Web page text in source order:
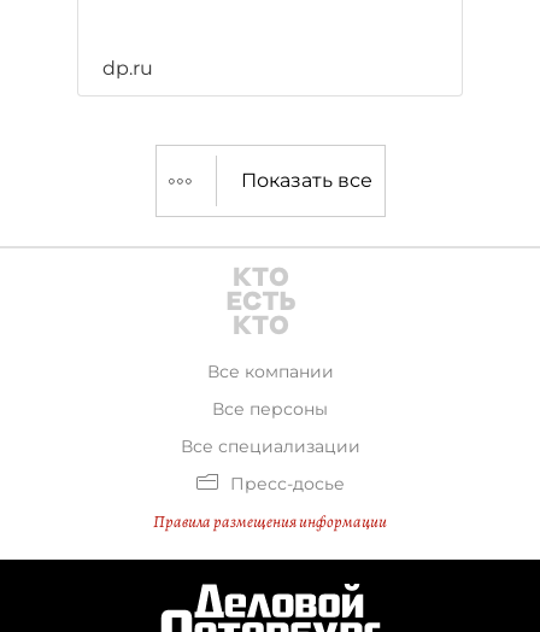
dp.ru
Показать все
Все компании
Все персоны
Все специализации
Пресс-досье
Правила размещения информации